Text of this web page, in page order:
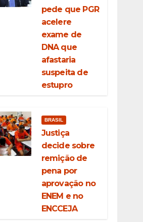
pede que PGR
acelere
exame de
DNA que
afastaria
suspeita de
estupro
BRASIL
Justiça
decide sobre
remição de
pena por
aprovação no
ENEM e no
ENCCEJA